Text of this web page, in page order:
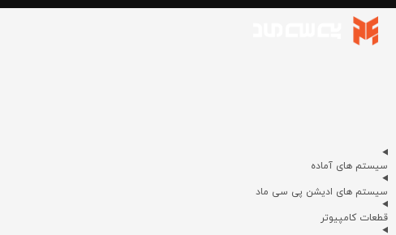
سیستم های آماده
سیستم های ادیشن پی سی ماد
قطعات کامپیوتر